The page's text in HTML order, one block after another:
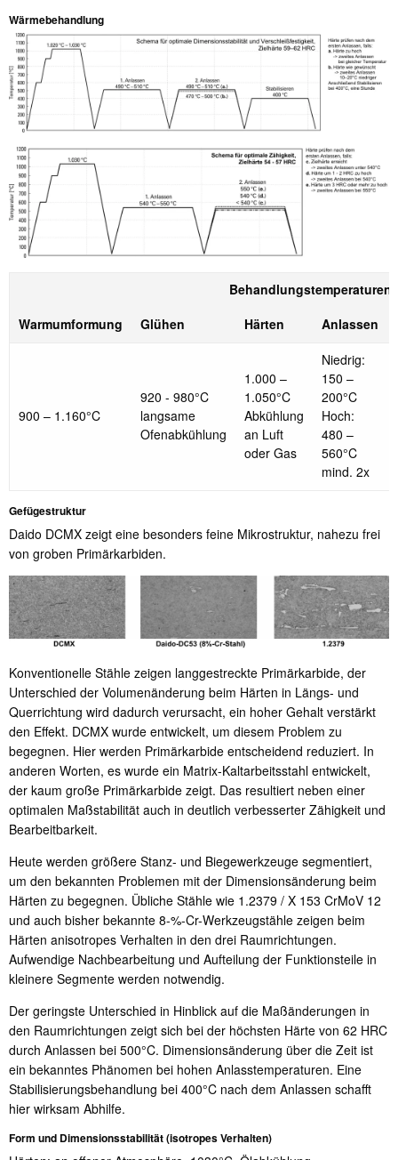
Wärmebehandlung
Behandlungstemperaturen
Warmumformung
Glühen Härten Anlassen
900 – 1.160°C
920 - 980°C
langsame
Ofenabkühlung
1.000 –
1.050°C
Abkühlung
an Luft
oder Gas
Niedrig:
150 –
200°C
Hoch:
480 –
560°C
mind. 2x
Gefügestruktur
Daido DCMX zeigt eine besonders feine Mikrostruktur, nahezu frei
von groben Primärkarbiden.
Konventionelle Stähle zeigen langgestreckte Primärkarbide, der
Unterschied der Volumenänderung beim Härten in Längs- und
Querrichtung wird dadurch verursacht, ein hoher Gehalt verstärkt
den Effekt. DCMX wurde entwickelt, um diesem Problem zu
begegnen. Hier werden Primärkarbide entscheidend reduziert. In
anderen Worten, es wurde ein Matrix-Kaltarbeitsstahl entwickelt,
der kaum große Primärkarbide zeigt. Das resultiert neben einer
optimalen Maßstabilität auch in deutlich verbesserter Zähigkeit und
Bearbeitbarkeit.
Heute werden größere Stanz- und Biegewerkzeuge segmentiert,
um den bekannten Problemen mit der Dimensionsänderung beim
Härten zu begegnen. Übliche Stähle wie 1.2379 / X 153 CrMoV 12
und auch bisher bekannte 8-%-Cr-Werkzeugstähle zeigen beim
Härten anisotropes Verhalten in den drei Raumrichtungen.
Aufwendige Nachbearbeitung und Aufteilung der Funktionsteile in
kleinere Segmente werden notwendig.
Der geringste Unterschied in Hinblick auf die Maßänderungen in
den Raumrichtungen zeigt sich bei der höchsten Härte von 62 HRC
durch Anlassen bei 500°C. Dimensionsänderung über die Zeit ist
ein bekanntes Phänomen bei hohen Anlasstemperaturen. Eine
Stabilisierungsbehandlung bei 400°C nach dem Anlassen schafft
hier wirksam Abhilfe.
Form und Dimensionsstabilität (isotropes Verhalten)